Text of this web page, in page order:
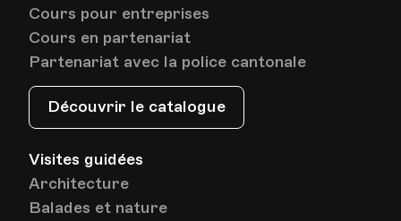
Cours pour entreprises
Cours en partenariat
Partenariat avec la police cantonale
Découvrir le catalogue
Visites guidées
Architecture
Balades et nature